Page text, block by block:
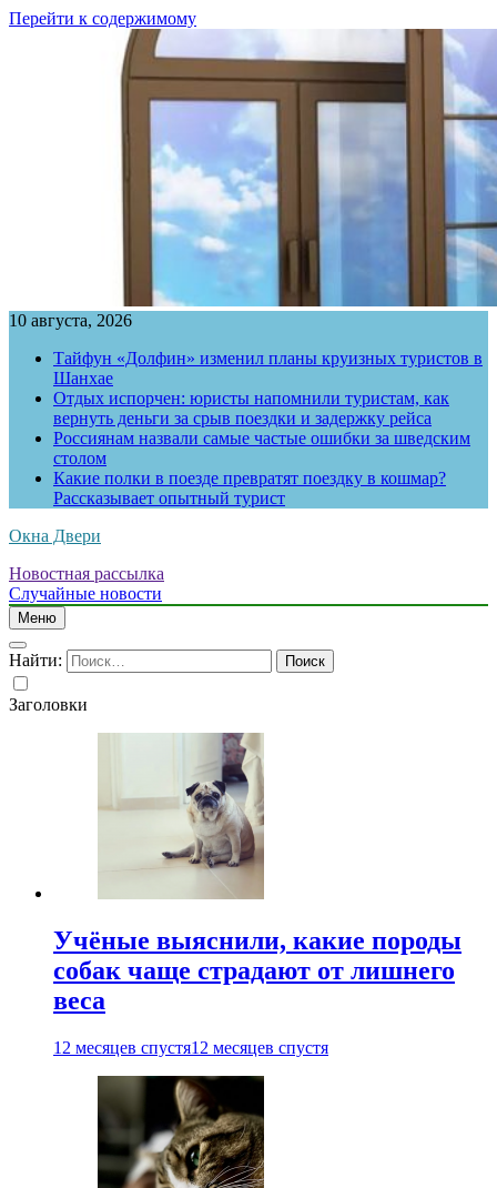
Перейти к содержимому
10 августа, 2026
Тайфун «Долфин» изменил планы круизных туристов в
Шанхае
Отдых испорчен: юристы напомнили туристам, как
вернуть деньги за срыв поездки и задержку рейса
Россиянам назвали самые частые ошибки за шведским
столом
Какие полки в поезде превратят поездку в кошмар?
Рассказывает опытный турист
Окна Двери
Новостная рассылка
Случайные новости
Меню
Найти:
Заголовки
Учёные выяснили, какие породы
собак чаще страдают от лишнего
веса
12 месяцев спустя12 месяцев спустя